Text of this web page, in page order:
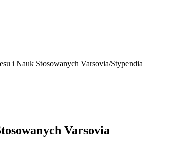
i Nauk Stosowanych Varsovia Stypendia
Varsovia